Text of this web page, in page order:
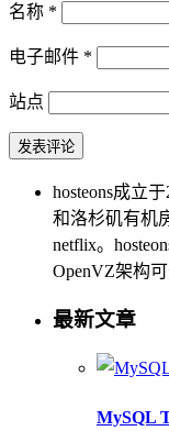
名称 *
电子邮件 *
站点
hosteons成立
和洛杉矶有机
netflix。
OpenVZ架构可
最新文章
MySQL